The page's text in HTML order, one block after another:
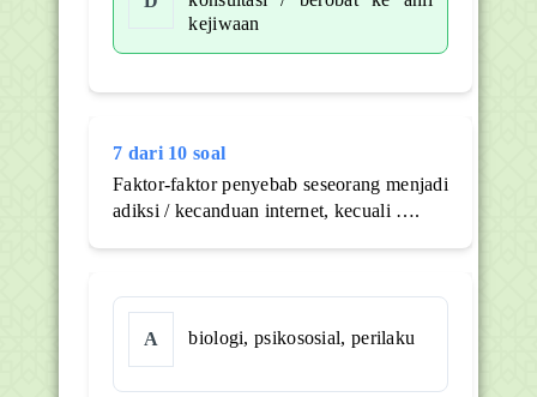
kejiwaan
7 dari 10 soal
Faktor-faktor penyebab seseorang menjadi
adiksi / kecanduan internet, kecuali ….
A biologi, psikososial, perilaku